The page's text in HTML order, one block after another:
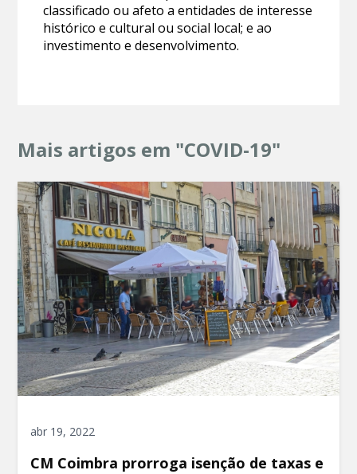
classificado ou afeto a entidades de interesse
histórico e cultural ou social local; e ao
investimento e desenvolvimento.
Mais artigos em "COVID-19"
abr 19, 2022
CM Coimbra prorroga isenção de taxas e